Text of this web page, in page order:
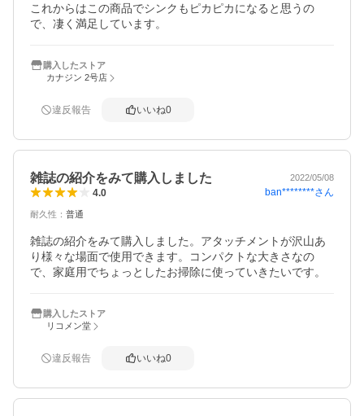
これからはこの商品でシンクもピカピカになると思うの
で、凄く満足しています。
購入したストア
カナジン 2号店
違反報告 いいね0
雑誌の紹介をみて購入しました 2022/05/08
4.0 ban********さん
耐久性 ： 普通
雑誌の紹介をみて購入しました。アタッチメントが沢山あ
り様々な場面で使用できます。コンパクトな大きさなの
で、家庭用でちょっとしたお掃除に使っていきたいです。
購入したストア
リコメン堂
違反報告 いいね0